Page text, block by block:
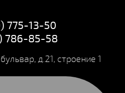
775-13-50
786-85-58
д.21, строение 1